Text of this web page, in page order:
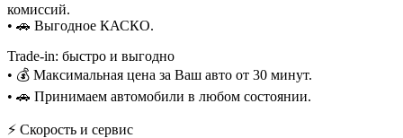
комиссий.
• 🚗 Выгодное КАСКО.
Trade-in: быстро и выгодно
• 💰 Максимальная цена за Ваш авто от 30 минут.
• 🚗 Принимаем автомобили в любом состоянии.
⚡ Скорость и сервис